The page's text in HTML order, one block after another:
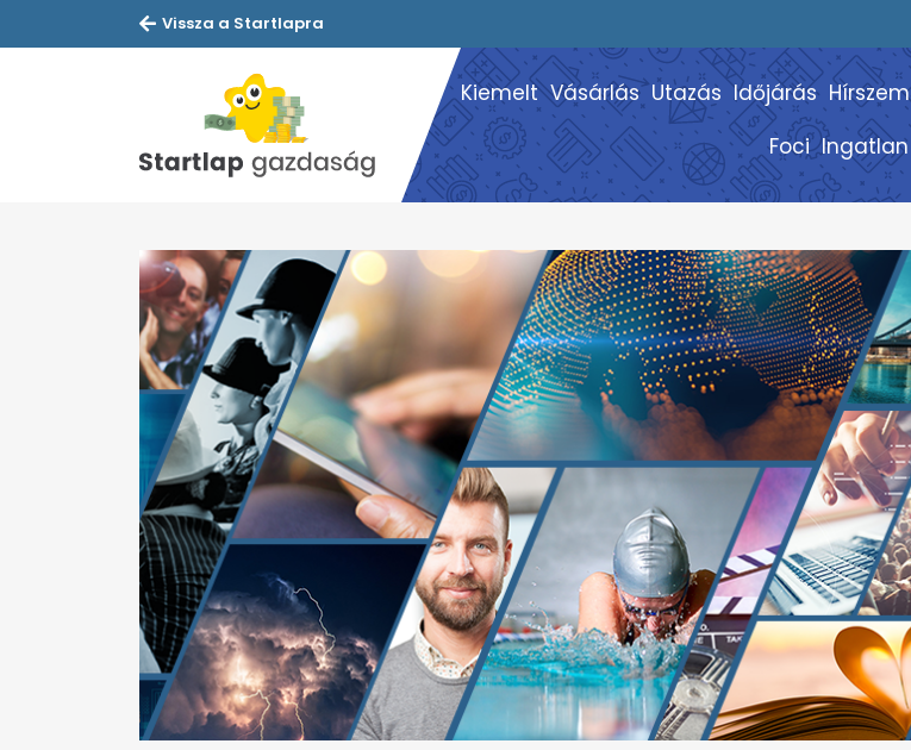
Vissza a Startlapra
Kiemelt Vásárlás Utazás Időjárás Hírszem
Foci Ingatlan